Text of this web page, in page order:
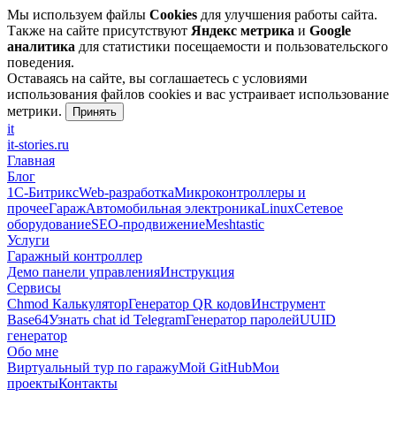
Мы используем файлы Cookies для улучшения работы сайта.
Также на сайте присутствуют Яндекс метрика и Google
аналитика для статистики посещаемости и пользовательского
поведения.
Оставаясь на сайте, вы соглашаетесь с условиями
использования файлов cookies и вас устраивает использование
метрики.
Принять
it
it-stories.ru
Главная
Блог
1С-БитриксWeb-разработкаМикроконтроллеры и
прочееГаражАвтомобильная электроникаLinuxСетевое
оборудованиеSEO-продвижениеMeshtastic
Услуги
Гаражный контроллер
Демо панели управленияИнструкция
Сервисы
Chmod КалькуляторГенератор QR кодовИнструмент
Base64Узнать chat id TelegramГенератор паролейUUID
генератор
Обо мне
Виртуальный тур по гаражуМой GitHubМои
проектыКонтакты